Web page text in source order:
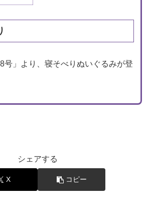
号」より、寝そべりぬいぐるみが登
シェアする
X コピー